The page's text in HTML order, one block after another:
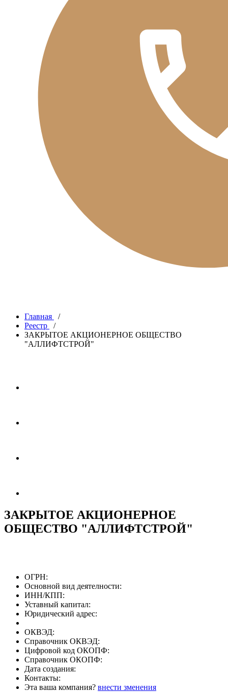
Главная
/
Реестр
/
ЗАКРЫТОЕ АКЦИОНЕРНОЕ ОБЩЕСТВО
"АЛЛИФТСТРОЙ"
ЗАКРЫТОЕ АКЦИОНЕРНОЕ
ОБЩЕСТВО "АЛЛИФТСТРОЙ"
ОГРН:
Основной вид деятелности:
ИНН/КПП:
Уставный капитал:
Юридический адрес:
ОКВЭД:
Справочник ОКВЭД:
Цифровой код ОКОПФ:
Справочник ОКОПФ:
Дата создания:
Контакты:
Эта ваша компания? внести зменения